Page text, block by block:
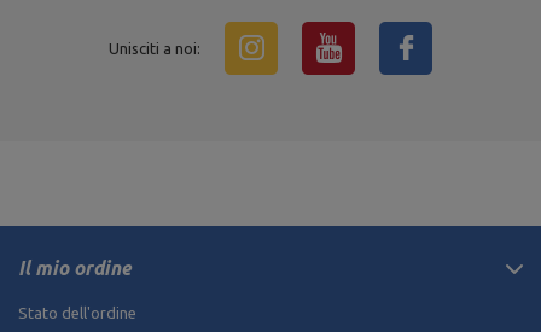
Unisciti a noi:
Il mio ordine
Stato dell'ordine